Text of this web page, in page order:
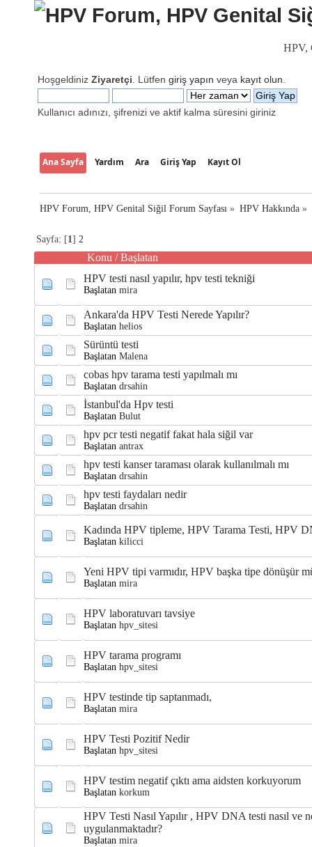
HPV,
Hoşgeldiniz Ziyaretçi . Lütfen giriş yapın veya kayıt olun
Kullanıcı adınızı, şifrenizi ve aktif kalma süresini giriniz
Ana Sayfa Yardım Ara Giriş Yap Kayıt Ol
HPV Forum, HPV Genital Siğil Forum Sayfası » HPV Hakkında»
Sayfa: [1] 2
Konu /Başlatan
HPV testi nasıl yapılır, hpv testi tekniği
Başlatan mira
Ankara'da HPV Testi Nerede Yapılır?
Başlatan helios
Sürüntü testi
Başlatan Malena
cobas hpv tarama testi yapılmalı mı
Başlatan drsahin
İstanbul'da Hpv testi
Başlatan Bulut
hpv pcr testi negatif fakat hala siğil var
Başlatan antrax
hpv testi kanser taraması olarak kullanılmalı mı
Başlatan drsahin
hpv testi faydaları nedir
Başlatan drsahin
Kadında HPV tipleme, HPV Tarama Testi, HPV
Başlatan kilicci
Yeni HPV tipi varmıdır, HPV başka tipe dönüşür
Başlatan mira
HPV laboratuvarı tavsiye
Başlatan hpv_sitesi
HPV tarama programı
Başlatan hpv_sitesi
HPV testinde tip saptanmadı,
Başlatan mira
HPV Testi Pozitif Nedir
Başlatan hpv_sitesi
HPV testim negatif çıktı ama aidsten korkuyorum
Başlatan korkum
HPV Testi Nasıl Yapılır , HPV DNA testi nasıl ve
uygulanmaktadır?
Başlatan mira